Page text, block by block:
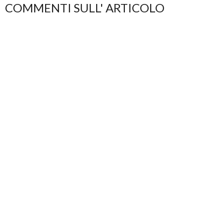
COMMENTI SULL' ARTICOLO